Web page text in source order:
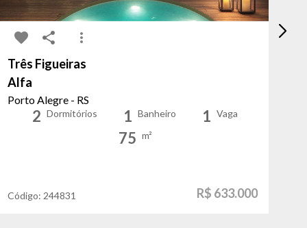
Três Figueiras
Alfa
Porto Alegre - RS
2 Dormitórios 1 Banheiro 1 Vaga
75 m²
Código: 244831 R$ 633.000